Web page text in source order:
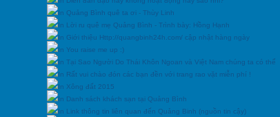
In Quảng Bình quê ta ơi - Thùy Linh
In Lời ru quê mẹ Quảng Bình - Trình bày: Hồng Hạnh
In Giới thiệu Http://quangbinh24h.com/ cập nhật hàng ngày
In You raise me up :)
In Tại Sao Người Do Thái Khôn Ngoan và Việt Nam chúng ta có thể
In Rất vui chào đón các bạn đền với trang rao vặt miễn phí !
In Xông đất 2015
In Danh sách khách sạn tại Quảng Bình
In Link thông tin liên quan đến Quảng Binh (nguồn tin cậy)